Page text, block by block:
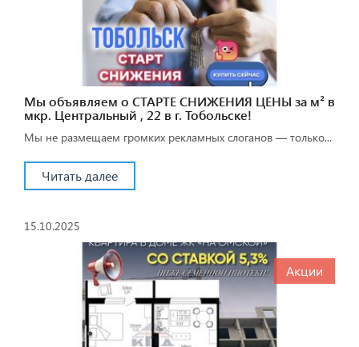
Мы объявляем о СТАРТЕ СНИЖЕНИЯ ЦЕНЫ за м² в
мкр. Центральный , 22 в г. Тобольске!
Мы не размещаем громких рекламных слоганов — только...
Читать далее
15.10.2025
Акции